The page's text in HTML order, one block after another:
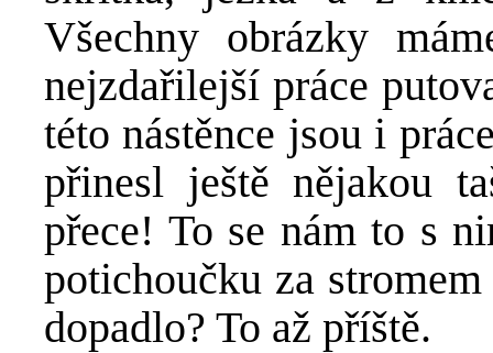
Všechny obrázky
nejzdařilejší práce
této nástěnce jsou i
přinesl ještě nějakou
přece! To se nám to s
potichoučku za
dopadlo? To až příště.